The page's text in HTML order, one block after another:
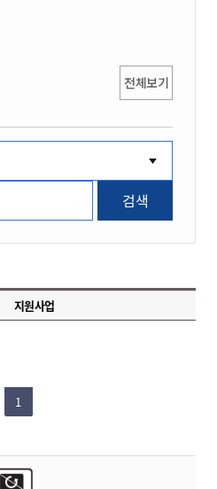
전체보기
검색
지원사업
1